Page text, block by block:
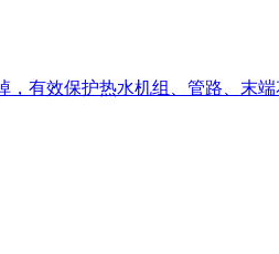
有效保护热水机组、管路、末